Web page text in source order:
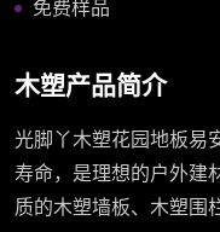
免费样品
木塑产品简介
光脚丫木塑花园地板易
寿命，是理想的户外建
质的木塑墙板、木塑围